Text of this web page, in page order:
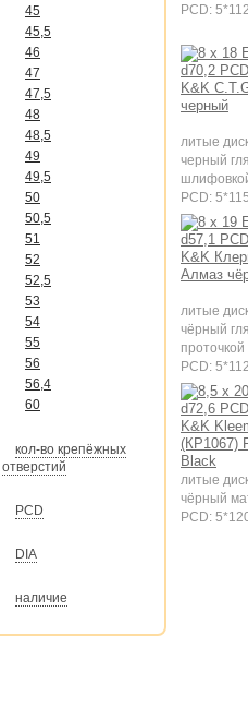
45
45,5
46
47
47,5
48
48,5
49
49,5
50
50,5
51
52
52,5
53
54
55
56
56,4
60
кол-во крепёжных
отверстий
PCD
DIA
наличие
PCD:
литые
черный
PCD:
литые
чёрный
проточкой
PCD:
литые
чёрный
PCD: